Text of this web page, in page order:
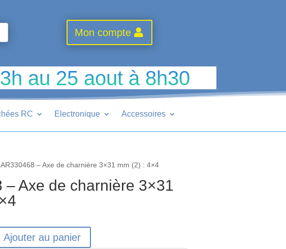
Mon compte
au 25 aout à 8h30
RC Electronique Accessoires
– Axe de charnière 3×31 mm (2) : 4×4
– Axe de charnière 3×31
Ajouter au panier